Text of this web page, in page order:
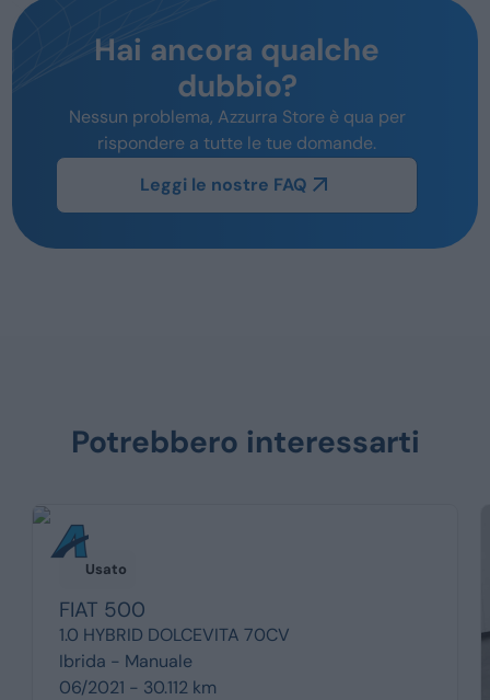
Hai ancora qualche
dubbio?
Nessun problema, Azzurra Store è qua per
rispondere a tutte le tue domande.
Leggi le nostre FAQ
Potrebbero interessarti
Usato
FIAT 500
1.0 HYBRID DOLCEVITA 70CV
Ibrida - Manuale
06/2021 - 30.112 km